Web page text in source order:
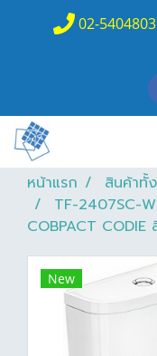
02-
หน้าแรก สินค้าทั้
TF-2407SC-
COBPACT CODIE
New